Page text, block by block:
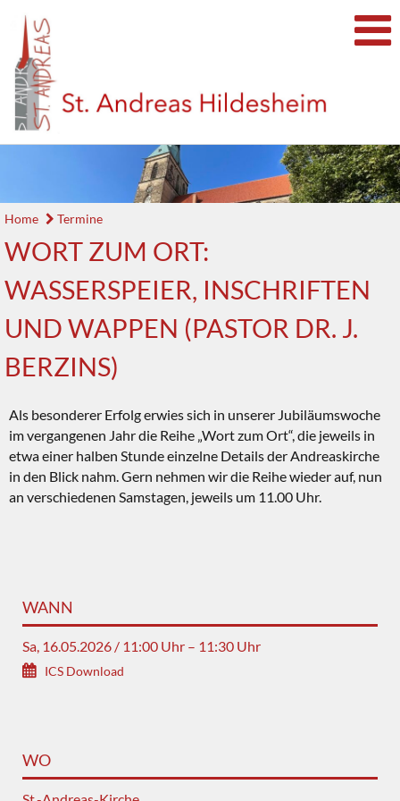
Home Termine
WORT ZUM ORT:
WASSERSPEIER, INSCHRIFTEN
UND WAPPEN (PASTOR DR. J.
BERZINS)
Als besonderer Erfolg erwies sich in unserer Jubiläumswoche
im vergangenen Jahr die Reihe „Wort zum Ort“, die jeweils in
etwa einer halben Stunde einzelne Details der Andreaskirche
in den Blick nahm. Gern nehmen wir die Reihe wieder auf, nun
an verschiedenen Samstagen, jeweils um 11.00 Uhr.
WANN
Sa, 16.05.2026 / 11:00 Uhr – 11:30 Uhr
ICS Download
WO